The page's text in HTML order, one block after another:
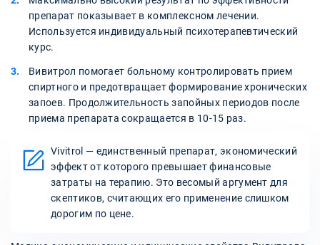
препарат показывает в комплексном лечении.
Используется индивидуальный психотерапевтический
курс.
Вивитрол помогает больному контролировать прием
спиртного и предотвращает формирование хронических
запоев. Продолжительность запойных периодов после
приема препарата сокращается в 10-15 раз.
Vivitrol — единственный препарат, экономический
эффект от которого превышает финансовые
затраты на терапию. Это весомый аргумент для
скептиков, считающих его применение слишком
дорогим по цене.